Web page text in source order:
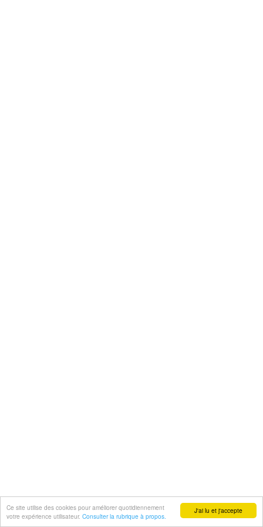
J'ai lu et j'accepte
Ce site utilise des cookies pour améliorer quotidiennement
votre expérience utilisateur. Consulter la rubrique à propos.